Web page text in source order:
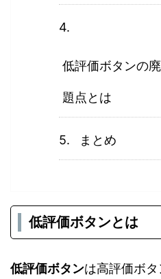
低評価ボタンの
題点とは
まとめ
低評価ボタンとは
低評価ボタンは高評価ボ